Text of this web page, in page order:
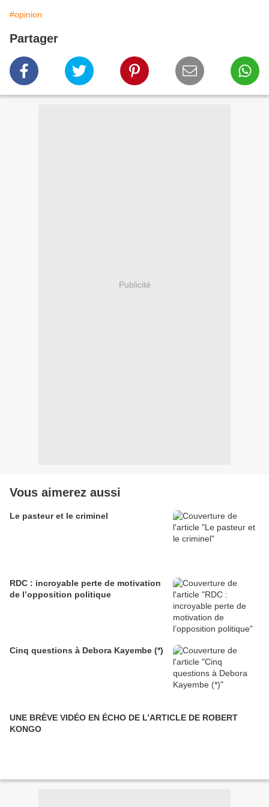
#opinion
Partager
Publicité
Vous aimerez aussi
Le pasteur et le criminel
RDC : incroyable perte de motivation
de l’opposition politique
Cinq questions à Debora Kayembe (*)
UNE BRÈVE VIDÉO EN ÉCHO DE L’ARTICLE DE ROBERT
KONGO